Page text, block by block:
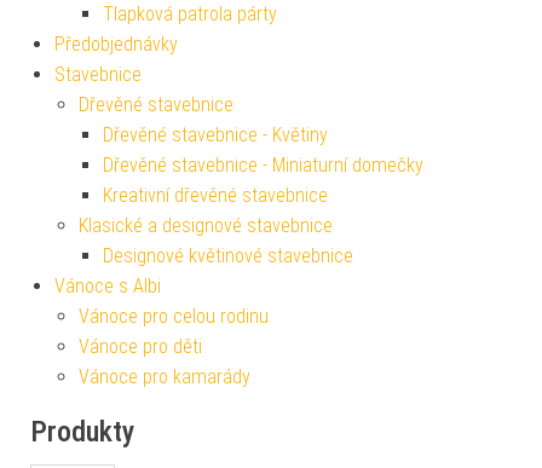
Tlapková patrola párty
Předobjednávky
Stavebnice
Dřevěné stavebnice
Dřevěné stavebnice - Květiny
Dřevěné stavebnice - Miniaturní domečky
Kreativní dřevěné stavebnice
Klasické a designové stavebnice
Designové květinové stavebnice
Vánoce s Albi
Vánoce pro celou rodinu
Vánoce pro děti
Vánoce pro kamarády
Produkty